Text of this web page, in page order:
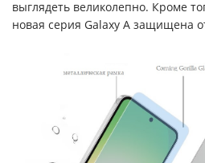
выглядеть великолепно. Кроме
новая серия Galaxy A защищена